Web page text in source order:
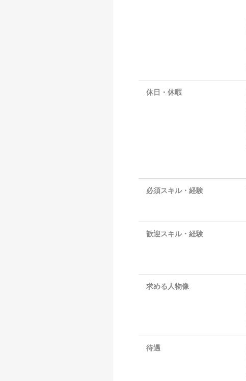
休日・休暇
必須スキル・経験
歓迎スキル・経験
求める人物像
待遇